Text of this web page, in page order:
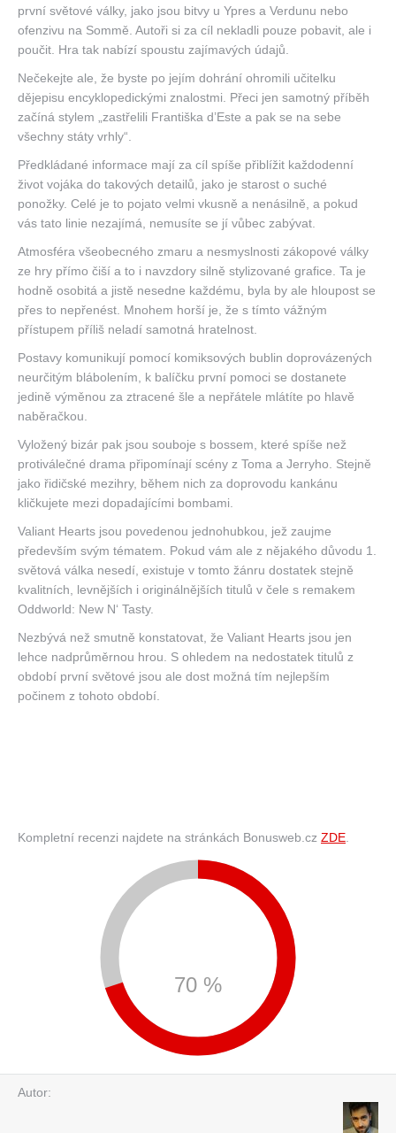
první světové války, jako jsou bitvy u Ypres a Verdunu nebo
ofenzivu na Sommě. Autoři si za cíl nekladli pouze pobavit, ale i
poučit. Hra tak nabízí spoustu zajímavých údajů.
Nečekejte ale, že byste po jejím dohrání ohromili učitelku
dějepisu encyklopedickými znalostmi. Přeci jen samotný příběh
začíná stylem „zastřelili Františka d’Este a pak se na sebe
všechny státy vrhly“.
Předkládané informace mají za cíl spíše přiblížit každodenní
život vojáka do takových detailů, jako je starost o suché
ponožky. Celé je to pojato velmi vkusně a nenásilně, a pokud
vás tato linie nezajímá, nemusíte se jí vůbec zabývat.
Atmosféra všeobecného zmaru a nesmyslnosti zákopové války
ze hry přímo čiší a to i navzdory silně stylizované grafice. Ta je
hodně osobitá a jistě nesedne každému, byla by ale hloupost se
přes to nepřenést. Mnohem horší je, že s tímto vážným
přístupem příliš neladí samotná hratelnost.
Postavy komunikují pomocí komiksových bublin doprovázených
neurčitým blábolením, k balíčku první pomoci se dostanete
jedině výměnou za ztracené šle a nepřátele mlátíte po hlavě
naběračkou.
Vyložený bizár pak jsou souboje s bossem, které spíše než
protiválečné drama připomínají scény z Toma a Jerryho. Stejně
jako řidičské mezihry, během nich za doprovodu kankánu
kličkujete mezi dopadajícími bombami.
Valiant Hearts jsou povedenou jednohubkou, jež zaujme
především svým tématem. Pokud vám ale z nějakého důvodu 1.
světová válka nesedí, existuje v tomto žánru dostatek stejně
kvalitních, levnějších i originálnějších titulů v čele s remakem
Oddworld: New N‘ Tasty.
Nezbývá než smutně konstatovat, že Valiant Hearts jsou jen
lehce nadprůměrnou hrou. S ohledem na nedostatek titulů z
období první světové jsou ale dost možná tím nejlepším
počinem z tohoto období.
Kompletní recenzi najdete na stránkách Bonusweb.cz ZDE.
70 %
Autor: